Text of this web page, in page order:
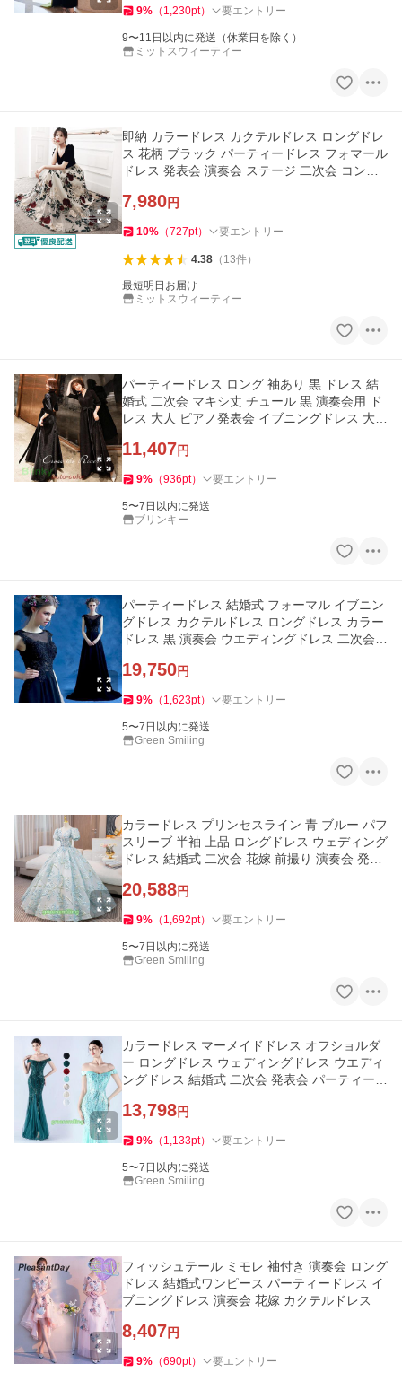
9% （ 1,230pt） 要エントリー
9〜11日以内に発送（休業日を除く）
ミットスウィーティー
即納 カラードレス カクテルドレス ロングドレ
ス 花柄 ブラック パーティードレス フォマール
ドレス 発表会 演奏会 ステージ 二次会 コンサ
7,980円
10% （727pt） 要エントリー
4.38（ 13件）
最短明日お届け
ミットスウィーティー
パーティードレス ロング 袖あり 黒 ドレス 結
婚式 二次会 マキシ丈 チュール 黒 演奏会用 ド
レス 大人 ピアノ発表会 イブニングドレス 大き
11,407円
9% （936pt） 要エントリー
5〜7日以内に発送
ブリンキー
パーティードレス 結婚式 フォーマル イブニン
グドレス カクテルドレス ロングドレス カラー
ドレス 黒 演奏会 ウエディングドレス 二次会
19,750円
9% （ 1,623pt） 要エントリー
5〜7日以内に発送
Green Smiling
カラードレス プリンセスライン 青 ブルー パフ
スリーブ 半袖 上品 ロングドレス ウェディング
ドレス 結婚式 二次会 花嫁 前撮り 演奏会 発表
20,588円
9% （ 1,692pt） 要エントリー
5〜7日以内に発送
Green Smiling
カラードレス マーメイドドレス オフショルダ
ー ロングドレス ウェディングドレス ウエディ
ングドレス 結婚式 二次会 発表会 パーティード
13,798円
9% （ 1,133pt） 要エントリー
5〜7日以内に発送
Green Smiling
フィッシュテール ミモレ 袖付き 演奏会 ロング
ドレス 結婚式ワンピース パーティードレス イ
ブニングドレス 演奏会 花嫁 カクテルドレス
8,407円
9% （690pt） 要エントリー